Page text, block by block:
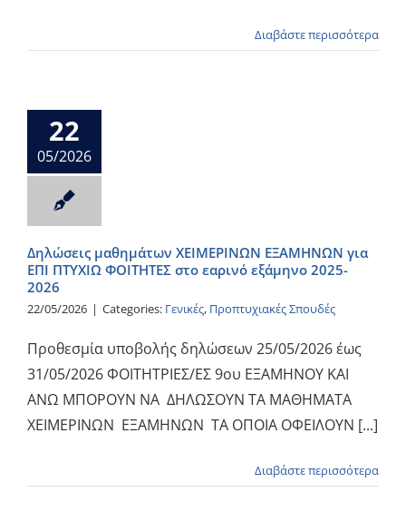
Διαβάστε περισσότερα
22
05/2026
Δηλώσεις μαθημάτων ΧΕΙΜΕΡΙΝΩΝ ΕΞΑΜΗΝΩΝ για
ΕΠΙ ΠΤΥΧΙΩ ΦΟΙΤΗΤΕΣ στο εαρινό εξάμηνο 2025-
2026
22/05/2026 | Categories: Γενικές, Προπτυχιακές Σπουδές
Προθεσμία υποβολής δηλώσεων 25/05/2026 έως
31/05/2026 ΦΟΙΤΗΤΡΙΕΣ/ΕΣ 9ου ΕΞΑΜΗΝΟΥ ΚΑΙ
ΑΝΩ ΜΠΟΡΟΥΝ ΝΑ ΔΗΛΩΣΟΥΝ ΤΑ ΜΑΘΗΜΑΤΑ
ΧΕΙΜΕΡΙΝΩΝ ΕΞΑΜΗΝΩΝ ΤΑ ΟΠΟΙΑ ΟΦΕΙΛΟΥΝ [...]
Διαβάστε περισσότερα